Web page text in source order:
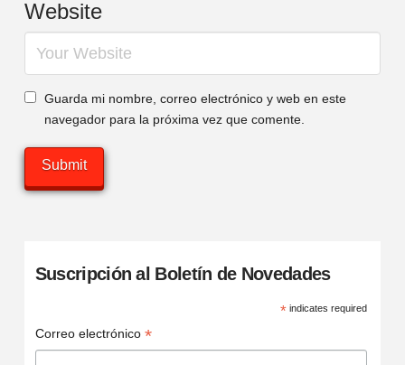
Website
Guarda mi nombre, correo electrónico y web en este
navegador para la próxima vez que comente.
Suscripción al Boletín de Novedades
*indicates required
Correo electrónico *